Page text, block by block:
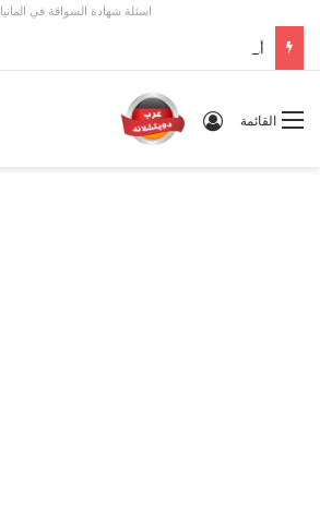
اسئلة شهادة السواقة في المانيا
أوسبيلدونغ تبريد مراكز البيانات في ألمانيا 2026: الأجور والشروط
القائمة تسجيل الدخول